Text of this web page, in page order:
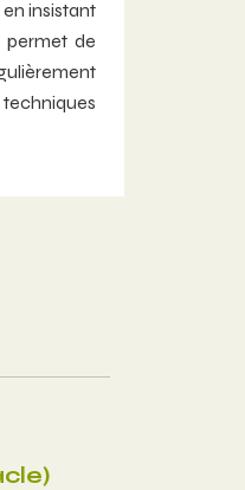
insistant
permet de